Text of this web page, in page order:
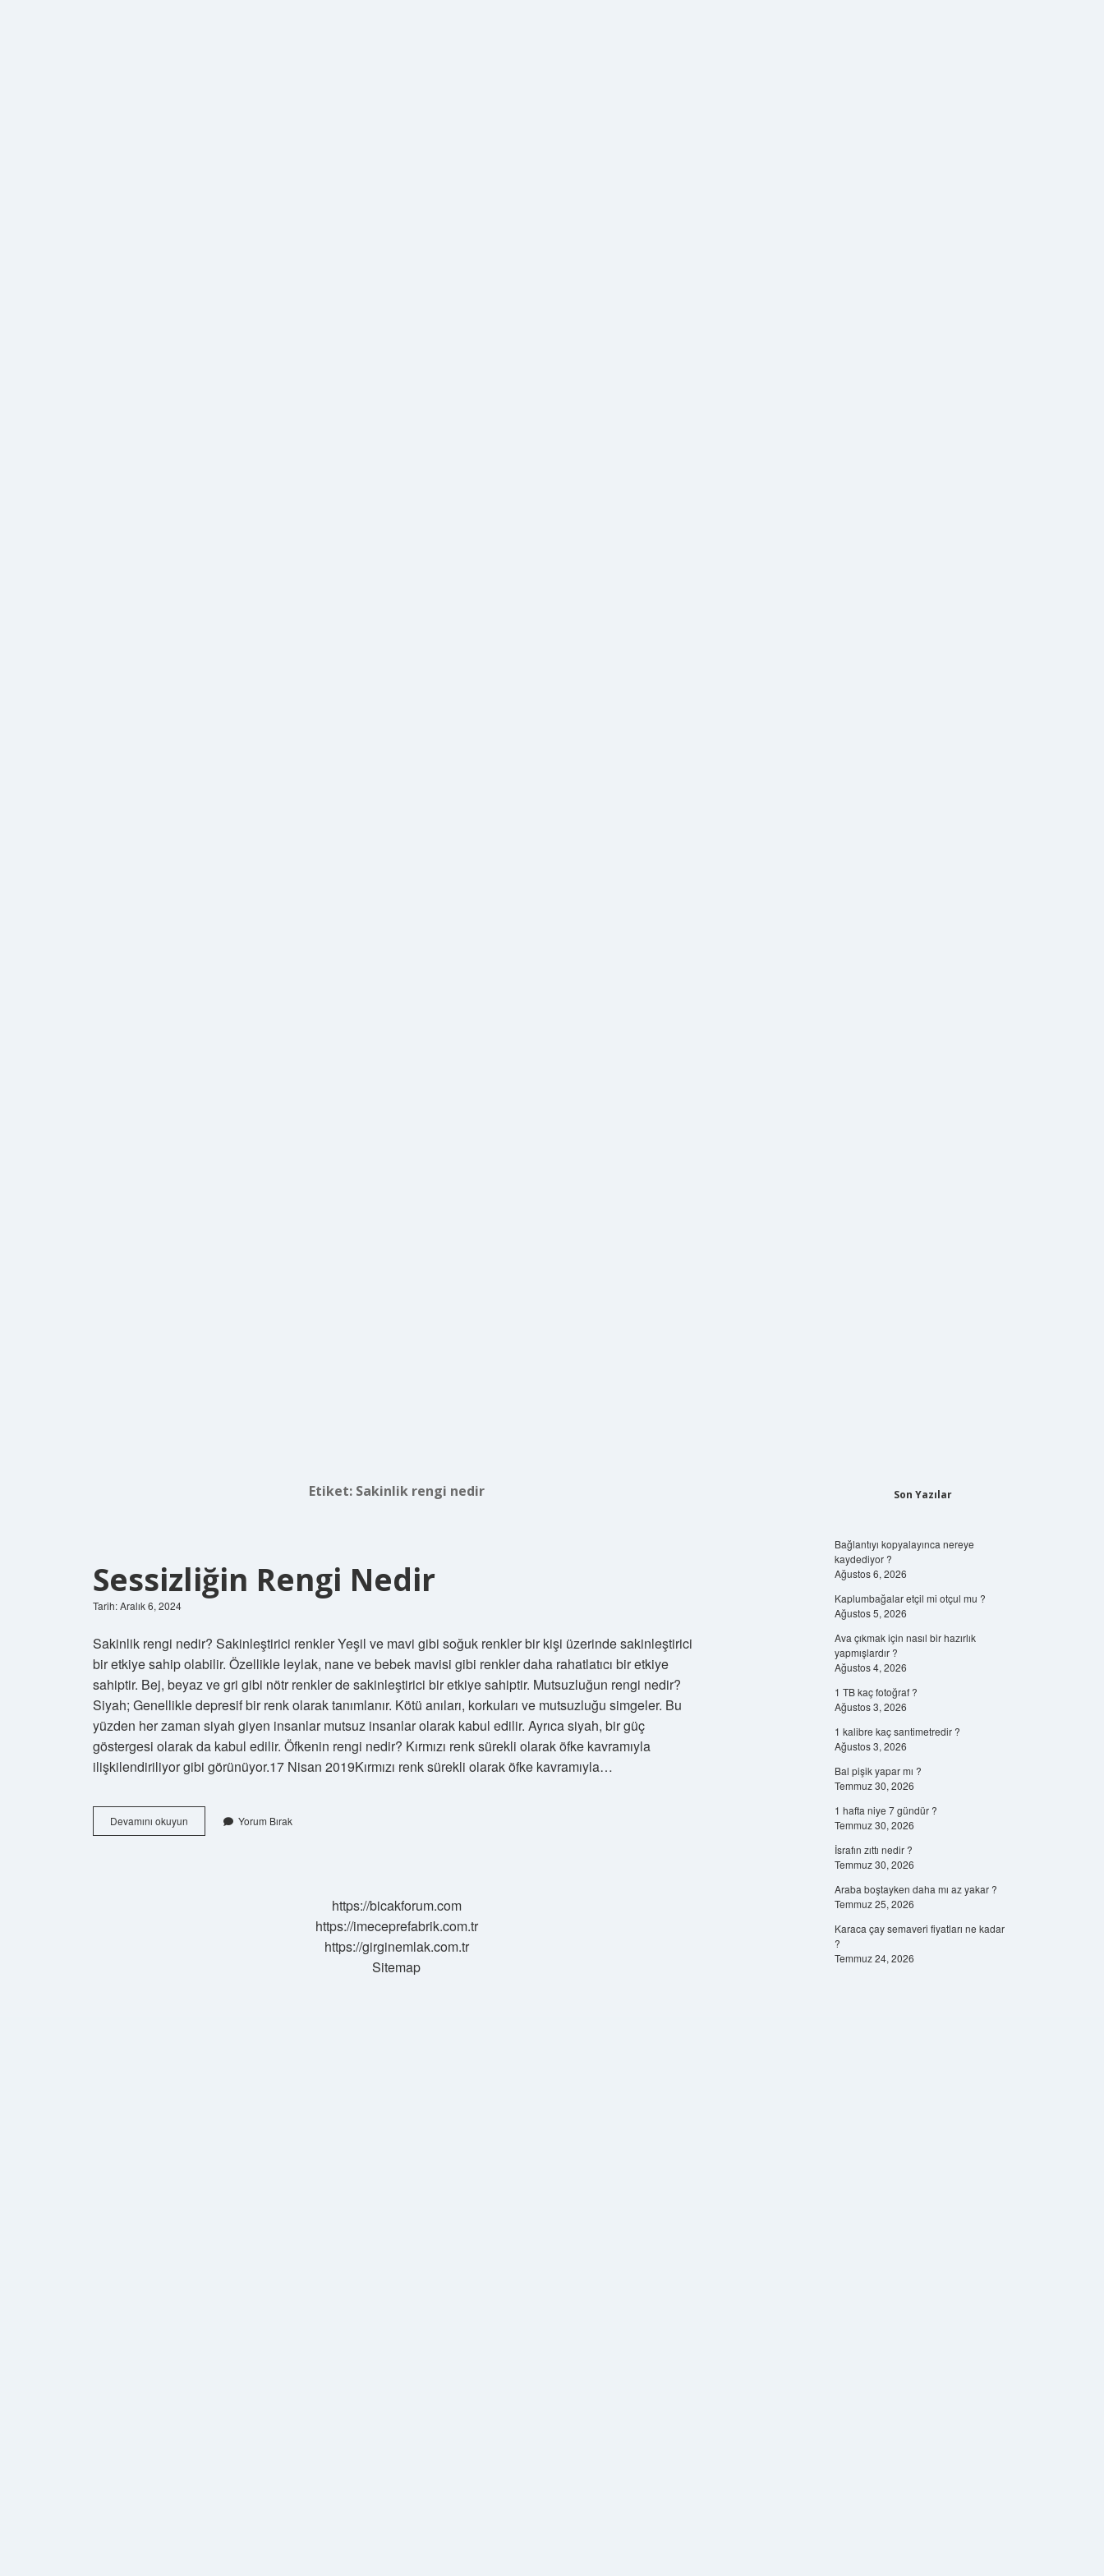
Etiket: Sakinlik rengi nedir
Sessizliğin Rengi Nedir
Tarih: Aralık 6, 2024
Sakinlik rengi nedir? Sakinleştirici renkler Yeşil ve mavi gibi soğuk renkler bir kişi üzerinde sakinleştirici
bir etkiye sahip olabilir. Özellikle leylak, nane ve bebek mavisi gibi renkler daha rahatlatıcı bir etkiye
sahiptir. Bej, beyaz ve gri gibi nötr renkler de sakinleştirici bir etkiye sahiptir. Mutsuzluğun rengi nedir?
Siyah; Genellikle depresif bir renk olarak tanımlanır. Kötü anıları, korkuları ve mutsuzluğu simgeler. Bu
yüzden her zaman siyah giyen insanlar mutsuz insanlar olarak kabul edilir. Ayrıca siyah, bir güç
göstergesi olarak da kabul edilir. Öfkenin rengi nedir? Kırmızı renk sürekli olarak öfke kavramıyla
ilişkilendiriliyor gibi görünüyor.17 Nisan 2019Kırmızı renk sürekli olarak öfke kavramıyla…
Devamını okuyun Sessizliğin
Rengi
Yorum Bırak
https://bicakforum.com
https://imeceprefabrik.com.tr
https://girginemlak.com.tr
Sitemap
Son Yazılar
Bağlantıyı kopyalayınca nereye
kaydediyor ?
Ağustos 6, 2026
Kaplumbağalar etçil mi otçul mu ?
Ağustos 5, 2026
Ava çıkmak için nasıl bir hazırlık
yapmışlardır ?
Ağustos 4, 2026
1 TB kaç fotoğraf ?
Ağustos 3, 2026
1 kalibre kaç santimetredir ?
Ağustos 3, 2026
Bal pişik yapar mı ?
Temmuz 30, 2026
1 hafta niye 7 gündür ?
Temmuz 30, 2026
İsrafın zıttı nedir ?
Temmuz 30, 2026
Araba boştayken daha mı az yakar ?
Temmuz 25, 2026
Karaca çay semaveri fiyatları ne kadar
?
Temmuz 24, 2026